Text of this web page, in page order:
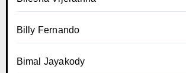
Billy Fernando
Bimal Jayakody